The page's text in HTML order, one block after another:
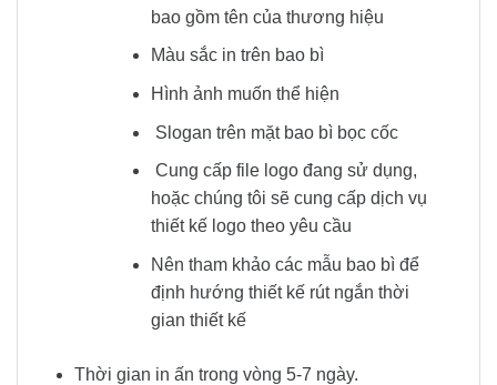
bao gồm tên của thương hiệu
Màu sắc in trên bao bì
Hình ảnh muốn thể hiện
Slogan trên mặt bao bì bọc cốc
Cung cấp file logo đang sử dụng,
hoặc chúng tôi sẽ cung cấp dịch vụ
thiết kế logo theo yêu cầu
Nên tham khảo các mẫu bao bì để
định hướng thiết kế rút ngắn thời
gian thiết kế
Thời gian in ấn trong vòng 5-7 ngày.